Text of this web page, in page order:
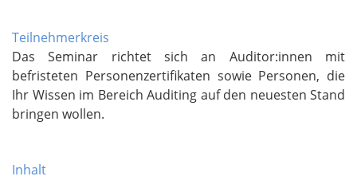
Teilnehmerkreis
Das Seminar richtet sich an Auditor:innen mit
befristeten Personenzertifikaten sowie Personen, die
Ihr Wissen im Bereich Auditing auf den neuesten Stand
bringen wollen.
Inhalt